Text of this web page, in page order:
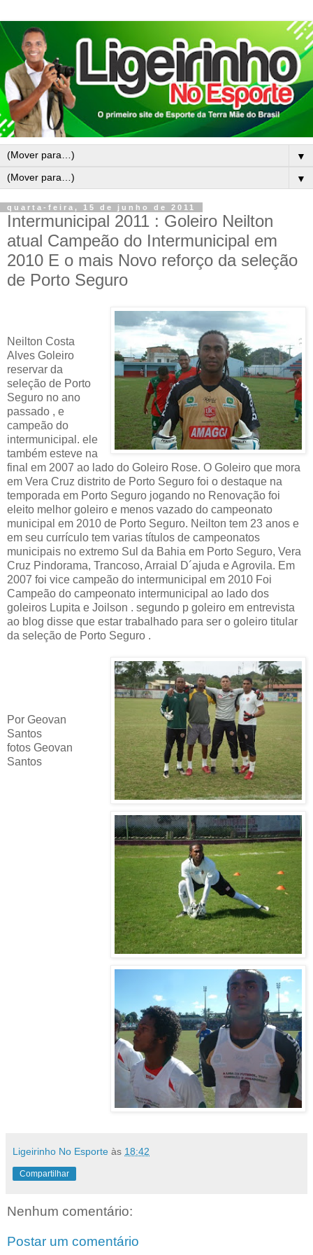
▼
▼
quarta-feira, 15 de junho de 2011
Intermunicipal 2011 : Goleiro Neilton
atual Campeão do Intermunicipal em
2010 E o mais Novo reforço da seleção
de Porto Seguro
Neilton Costa
Alves Goleiro
reservar da
seleção de Porto
Seguro no ano
passado , e
campeão do
intermunicipal. ele
também esteve na
final em 2007 ao lado do Goleiro Rose. O Goleiro que mora
em Vera Cruz distrito de Porto Seguro foi o destaque na
temporada em Porto Seguro jogando no Renovação foi
eleito melhor goleiro e menos vazado do campeonato
municipal em 2010 de Porto Seguro. Neilton tem 23 anos e
em seu currículo tem varias títulos de campeonatos
municipais no extremo Sul da Bahia em Porto Seguro, Vera
Cruz Pindorama, Trancoso, Arraial D´ajuda e Agrovila. Em
2007 foi vice campeão do intermunicipal em 2010 Foi
Campeão do campeonato intermunicipal ao lado dos
goleiros Lupita e Joilson . segundo p goleiro em entrevista
ao blog disse que estar trabalhado para ser o goleiro titular
da seleção de Porto Seguro .
Por Geovan
Santos
fotos Geovan
Santos
Ligeirinho No Esporte às 18:42
Compartilhar
Nenhum comentário:
Postar um comentário